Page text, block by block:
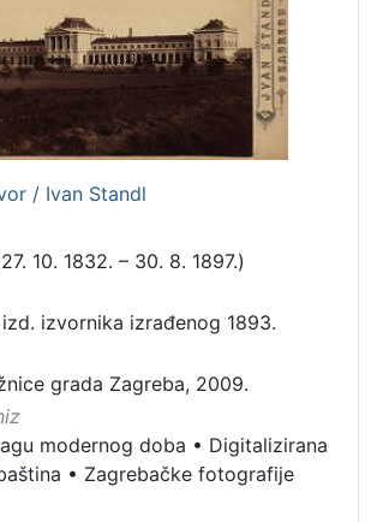
/ Ivan Standl
10. 1832. – 30. 8. 1897.)
izvornika izrađenog 1893.
grada Zagreba, 2009.
modernog doba • Digitalizirana
• Zagrebačke fotografije